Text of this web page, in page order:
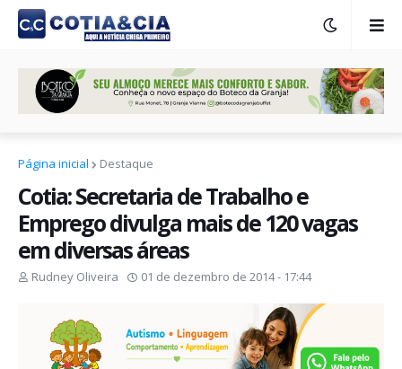
Página inicial Destaque
Cotia: Secretaria de Trabalho e
Emprego divulga mais de 120 vagas
em diversas áreas
Rudney Oliveira 01 de dezembro de 2014 - 17:44